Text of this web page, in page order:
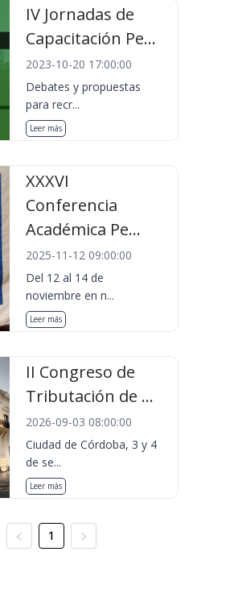
IV Jornadas de
Capacitación Pe...
2023-10-20 17:00:00
Debates y propuestas
para recr...
Leer más
XXXVI
Conferencia
Académica Pe...
2025-11-12 09:00:00
Del 12 al 14 de
noviembre en n...
Leer más
II Congreso de
Tributación de ...
2026-09-03 08:00:00
Ciudad de Córdoba, 3 y 4
de se...
Leer más
1